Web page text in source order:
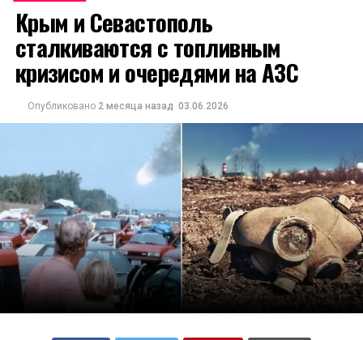
Крым и Севастополь
сталкиваются с топливным
кризисом и очередями на АЗС
Опубликовано 2 месяца назад 03.06.2026